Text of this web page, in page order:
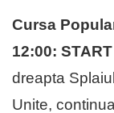
Cursa
12:00:
dreapta
Unite,